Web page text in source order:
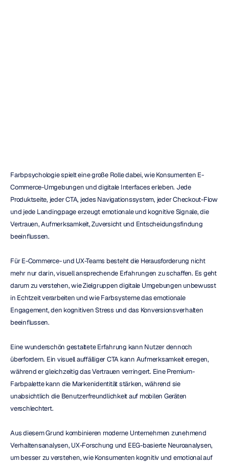
Farbpsychologie spielt eine große Rolle dabei, wie Konsumenten E-
Commerce-Umgebungen und digitale Interfaces erleben. Jede
Produktseite, jeder CTA, jedes Navigationssystem, jeder Checkout-Flow
und jede Landingpage erzeugt emotionale und kognitive Signale, die
Vertrauen, Aufmerksamkeit, Zuversicht und Entscheidungsfindung
beeinflussen.
Für E-Commerce- und UX-Teams besteht die Herausforderung nicht
mehr nur darin, visuell ansprechende Erfahrungen zu schaffen. Es geht
darum zu verstehen, wie Zielgruppen digitale Umgebungen unbewusst
in Echtzeit verarbeiten und wie Farbsysteme das emotionale
Engagement, den kognitiven Stress und das Konversionsverhalten
beeinflussen.
Eine wunderschön gestaltete Erfahrung kann Nutzer dennoch
überfordern. Ein visuell auffälliger CTA kann Aufmerksamkeit erregen,
während er gleichzeitig das Vertrauen verringert. Eine Premium-
Farbpalette kann die Markenidentität stärken, während sie
unabsichtlich die Benutzerfreundlichkeit auf mobilen Geräten
verschlechtert.
Aus diesem Grund kombinieren moderne Unternehmen zunehmend
Verhaltensanalysen, UX-Forschung und EEG-basierte Neuroanalysen,
um besser zu verstehen, wie Konsumenten kognitiv und emotional auf